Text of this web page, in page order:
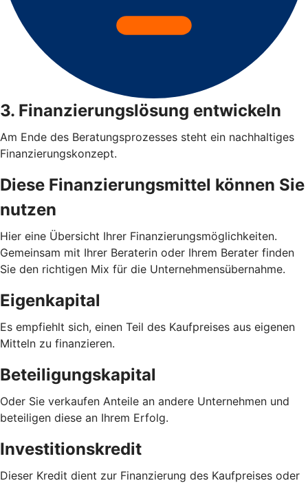
3. Finanzierungslösung entwickeln
Am Ende des Beratungsprozesses steht ein nachhaltiges
Finanzierungskonzept.
Diese Finanzierungsmittel können Sie
nutzen
Hier eine Übersicht Ihrer Finanzierungsmöglichkeiten.
Gemeinsam mit Ihrer Beraterin oder Ihrem Berater finden
Sie den richtigen Mix für die Unternehmensübernahme.
Eigenkapital
Es empfiehlt sich, einen Teil des Kaufpreises aus eigenen
Mitteln zu finanzieren.
Beteiligungskapital
Oder Sie verkaufen Anteile an andere Unternehmen und
beteiligen diese an Ihrem Erfolg.
Investitionskredit
Dieser Kredit dient zur Finanzierung des Kaufpreises oder